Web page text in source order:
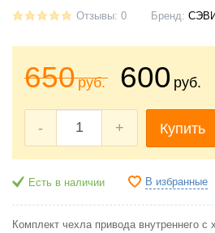
Отзывы: 0 Бренд:
650руб. 600 руб.
- + Купить
Есть в наличии В избранные
Комплект чехла привода внутреннего